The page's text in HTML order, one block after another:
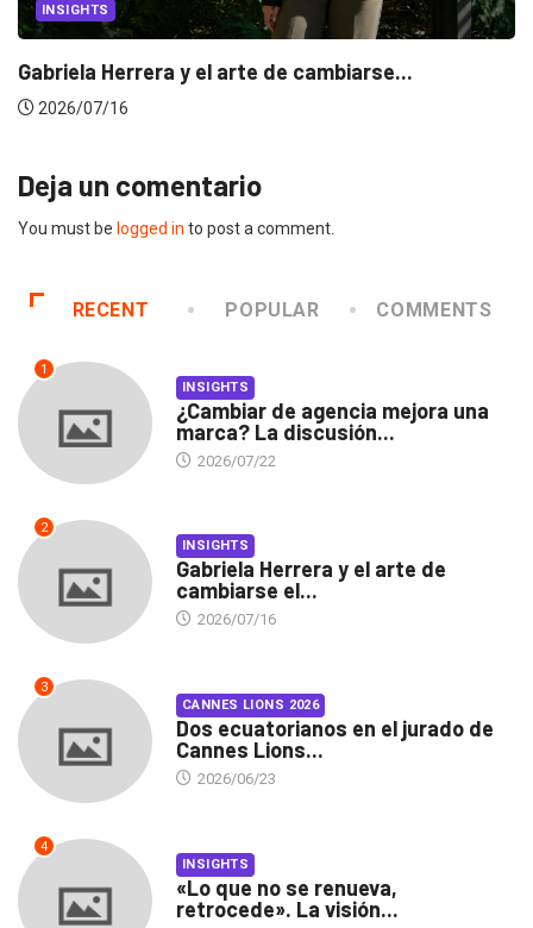
INSIGHTS
Gabriela Herrera y el arte de cambiarse...
2026/07/16
Deja un comentario
You must be logged in to post a comment.
RECENT POPULAR COMMENTS
1
INSIGHTS
¿Cambiar de agencia mejora una
marca? La discusión...
2026/07/22
2
INSIGHTS
Gabriela Herrera y el arte de
cambiarse el...
2026/07/16
3
CANNES LIONS 2026
Dos ecuatorianos en el jurado de
Cannes Lions...
2026/06/23
4
INSIGHTS
«Lo que no se renueva,
retrocede». La visión...